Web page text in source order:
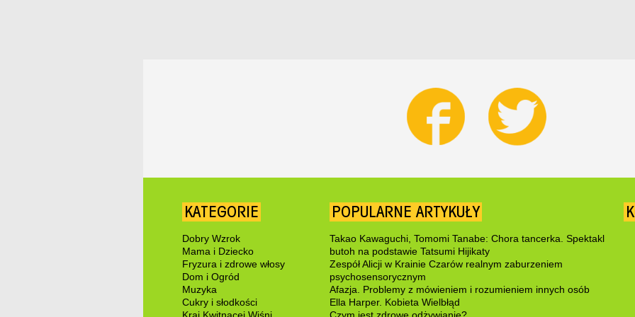
KATEGORIE
Dobry Wzrok
Mama i Dziecko
Fryzura i zdrowe włosy
Dom i Ogród
Muzyka
Cukry i słodkości
POPULARNE ARTYKUŁY
Takao Kawaguchi, Tomomi Tanabe: Chora tancerka. Spektakl
butoh na podstawie Tatsumi Hijikaty
Zespół Alicji w Krainie Czarów realnym zaburzeniem
psychosensorycznym
Afazja. Problemy z mówieniem i rozumieniem innych osób
Ella Harper. Kobieta Wielbłąd